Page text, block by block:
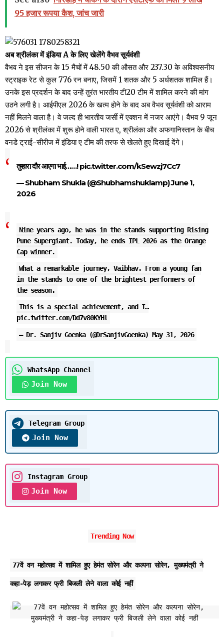
95 हजार रूपया कैश, जांच जारी
अब श्रीलंका में इंडिया A के लिए खेलेंगे वैभव सूर्यवंशी
वैभव ने इस सीजन के 15 मैचों में 48.50 की औसत और 237.30 के अविश्वसनीय
स्ट्राइक रेट से कुल 776 रन बनाए, जिसमें 1 शतक और 5 अर्धशतक शामिल हैं।
उनके इस प्रदर्शन के बाद उन्हें तुरंत भारतीय टी20 टीम में शामिल करने की मांग
उठने लगी है। आईपीएल 2026 के खत्म होने के बाद अब वैभव सूर्यवंशी को आराम
नहीं मिलने वाला है। वे जल्द ही भारतीय जर्सी में एक्शन में नजर आएंगे। वैभव 9 जून
2026 से श्रीलंका में शुरू होने वाली भारत ए, श्रीलंका और अफगानिस्तान के बीच
वनडे ट्राई-सीरीज में इंडिया ए टीम की तरफ से खेलते हुए दिखाई देंगे।
तुम्हारा दौर आएगा भाई……!pic.twitter.com/kSewzj7Cc7
— Shubham Shukla (@Shubhamshuklamp)June 1,
2026
Nine years ago, he was in the stands supporting Rising
Pune Supergiant. Today, he ends IPL 2026 as the Orange
Cap winner.
What a remarkable journey, Vaibhav. From a young fan
in the stands to one of the brightest performers of
the season.
This is a special achievement, and I…
pic.twitter.com/Dd7v80KYHl
— Dr. Sanjiv Goenka (@DrSanjivGoenka) May 31, 2026
WhatsApp Channel
Join Now
Telegram Group
Join Now
Instagram Group
Join Now
Trending Now
77वें वन महोत्सव में शामिल हुए हेमंत सोरेन और कल्पना सोरेन, मुख्यमंत्री ने
कहा-पेड़ लगाकर फ्री बिजली लेने वाला कोई नहीं